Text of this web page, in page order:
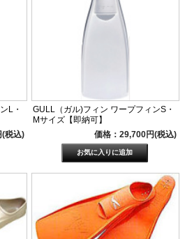
L・
税込)
GULL（ガル)フィン ワープフィンS・
Mサイズ【即納可】
価格：29,700円(税込)